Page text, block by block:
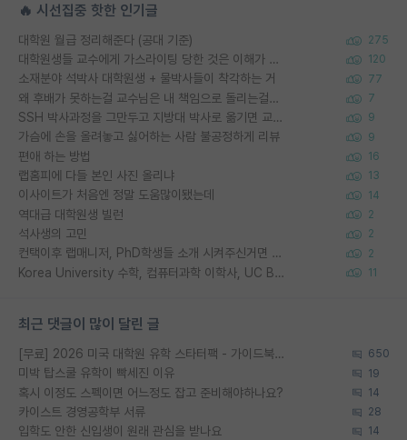
🔥 시선집중 핫한 인기글
대학원 월급 정리해준다 (공대 기준) 275
대학원생들 교수에게 가스라이팅 당한 것은 이해가 갑니다. 안타깝네요. 120
소재분야 석박사 대학원생 + 물박사들이 착각하는 거 77
왜 후배가 못하는걸 교수님은 내 책임으로 돌리는걸까요? 7
SSH 박사과정을 그만두고 지방대 박사로 옮기면 교수의 꿈은 끝일까요? 9
가슴에 손을 올려놓고 싫어하는 사람 불공정하게 리뷰 9
편애 하는 방법 16
랩홈피에 다들 본인 사진 올리냐 13
이사이트가 처음엔 정말 도움많이됐는데 14
역대급 대학원생 빌런 2
석사생의 고민 2
컨택이후 랩매니저, PhD학생들 소개 시켜주신거면 거의 컨펌에 가깝나요? 2
Korea University 수학, 컴퓨터과학 이학사, UC Berkeley 산업공학 대학원 공학박사가 되는 것은 쉽지 않겠죠? 11
최근 댓글이 많이 달린 글
[무료] 2026 미국 대학원 유학 스타터팩 - 가이드북 & 합격자 컨택메일 템플릿 650
미박 탑스쿨 유학이 빡세진 이유 19
혹시 이정도 스펙이면 어느정도 잡고 준비해야하나요? 14
카이스트 경영공학부 서류 28
입학도 안한 신입생이 원래 관심을 받나요 14